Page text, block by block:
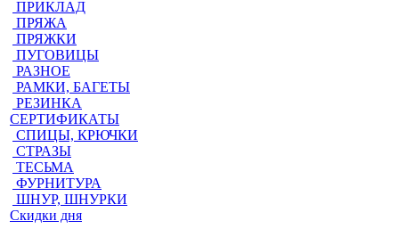
ПРИКЛАД
ПРЯЖА
ПРЯЖКИ
ПУГОВИЦЫ
РАЗНОЕ
РАМКИ, БАГЕТЫ
РЕЗИНКА
СЕРТИФИКАТЫ
СПИЦЫ, КРЮЧКИ
СТРАЗЫ
ТЕСЬМА
ФУРНИТУРА
ШНУР, ШНУРКИ
Скидки дня